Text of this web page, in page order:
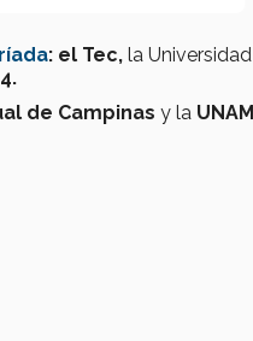
: el Tec, la Universidad
de Campinas y la UNAM